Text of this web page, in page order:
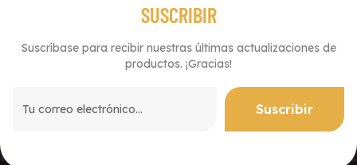
SUSCRIBIR
Suscríbase para recibir nuestras últimas actualizaciones de
productos. ¡Gracias!